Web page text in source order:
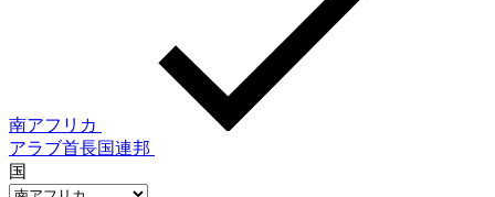
南アフリカ
アラブ首長国連邦
国